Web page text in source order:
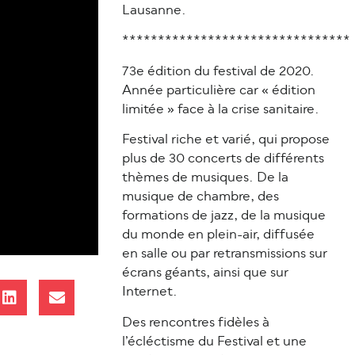
Lausanne.
********************************
73e édition du festival de 2020.
Année particulière car « édition
limitée » face à la crise sanitaire.
Festival riche et varié, qui propose
plus de 30 concerts de différents
thèmes de musiques. De la
musique de chambre, des
formations de jazz, de la musique
du monde en plein-air, diffusée
en salle ou par retransmissions sur
écrans géants, ainsi que sur
Internet.
Des rencontres fidèles à
l’écléctisme du Festival et une